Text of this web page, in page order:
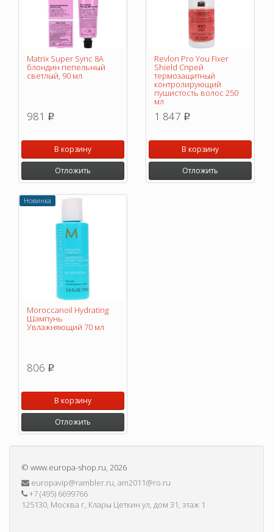
Matrix Super Sync 8A
блондин пепельный
светлый, 90 мл
981 p
В корзину
Отложить
Revlon Pro You Fixer
Shield Спрей
термозащитный
контролирующий
пушистость волос 250
мл
1 847 p
В корзину
Отложить
Новинка
Moroccanoil Hydrating
Шампунь
Увлажняющий 70 мл
806 p
В корзину
Отложить
© www.europa-shop.ru, 2026
europavip@rambler.ru, am2011@ro.ru
+7 (495) 6699766
125130, Москва г, Клары Цеткин ул, дом 31, этаж 1